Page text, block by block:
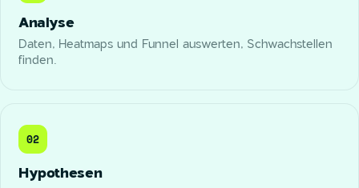
Analyse
Daten, Heatmaps und Funnel auswerten, Schwachstellen
finden.
02
Hypothesen